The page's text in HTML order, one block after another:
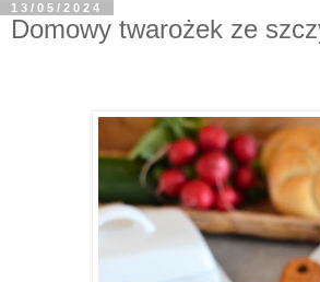
13/05/2024
Domowy twarożek ze